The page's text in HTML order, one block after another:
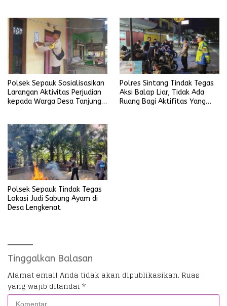
Polsek Sepauk Sosialisasikan
Larangan Aktivitas Perjudian
kepada Warga Desa Tanjung
Polres Sintang Tindak Tegas
Aksi Balap Liar, Tidak Ada
Ruang Bagi Aktifitas Yang
Polsek Sepauk Tindak Tegas
Lokasi Judi Sabung Ayam di
Desa Lengkenat
Tinggalkan Balasan
Alamat email Anda tidak akan dipublikasikan. Ruas
yang wajib ditandai *